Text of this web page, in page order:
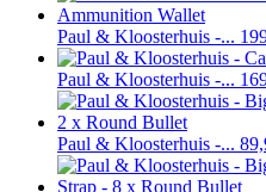
Paul & Kloosterhuis -...
Paul & Kloosterhuis -...
Paul & Kloosterhuis -...